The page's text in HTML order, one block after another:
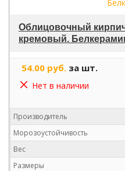
Облицовочный
кремовый.
54.00 руб. за шт.
Нет в наличии
Производитель
Морозоустойчивость
Вес
Размеры